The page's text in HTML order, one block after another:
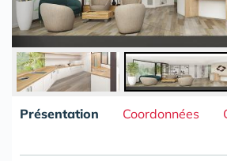
Présentation Coordonnées